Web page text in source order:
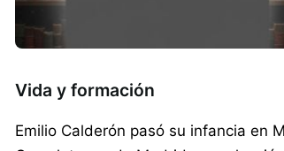
Vida y formación
Emilio Calderón pasó su infancia en